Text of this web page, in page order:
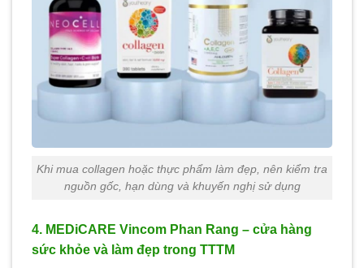
Khi mua collagen hoặc thực phẩm làm đẹp, nên kiểm tra
nguồn gốc, hạn dùng và khuyến nghị sử dụng
4. MEDiCARE Vincom Phan Rang – cửa hàng
sức khỏe và làm đẹp trong TTTM